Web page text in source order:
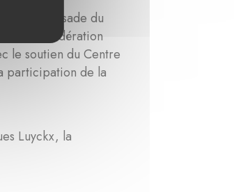
l’Ambassade du
la Fédération
le soutien du Centre
participation de la
Luyckx, la